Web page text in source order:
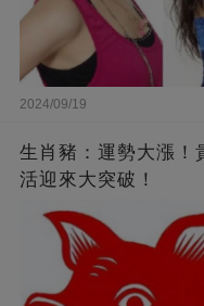
2024/09/19
生肖豬：運勢大漲！
活迎來大突破！